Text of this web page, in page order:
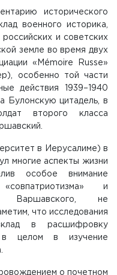
исторического
военного историка,
и советских
земле во время двух
«Mémoire Russe»
особенно той части
действия 1939–1940
Булонскую цитадель, в
второго класса
в Иерусалиме) в
многие аспекты жизни
особое внимание
и
Варшавского, не
что исследования
в расшифровку
в целом в изучение
о почетном